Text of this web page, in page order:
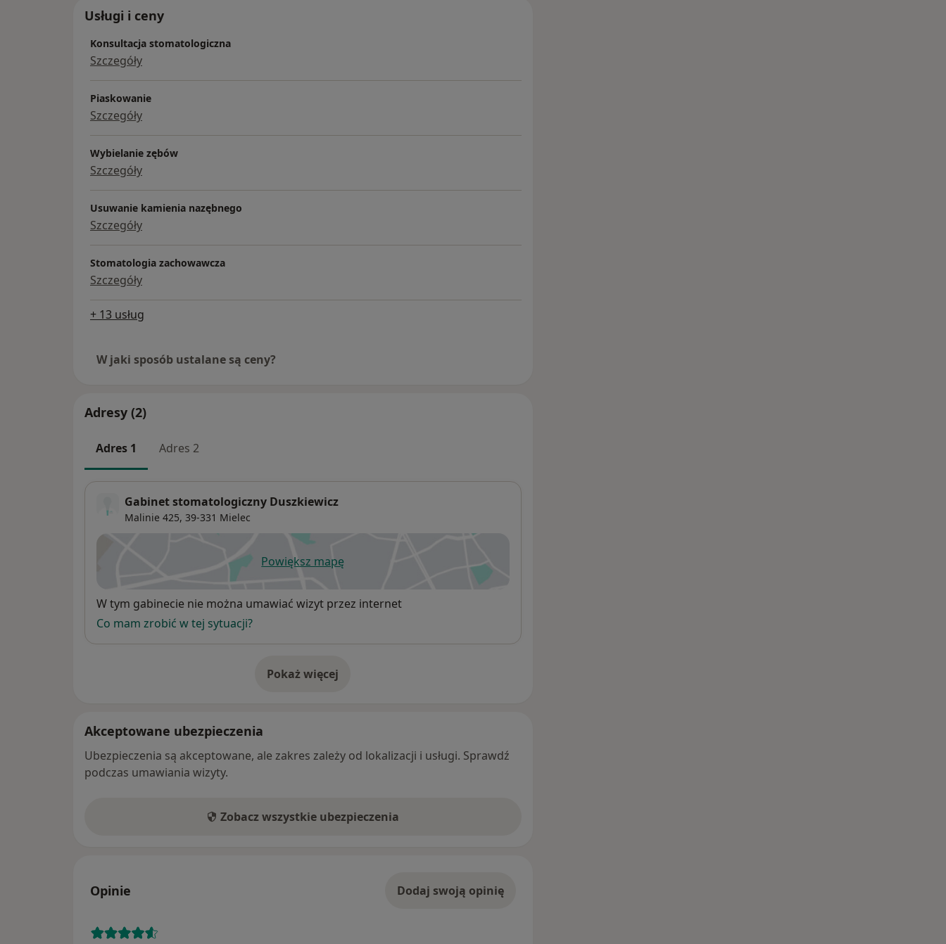
Usługi i ceny
Konsultacja stomatologiczna
Szczegóły
Piaskowanie
Szczegóły
Wybielanie zębów
Szczegóły
Usuwanie kamienia nazębnego
Szczegóły
Stomatologia zachowawcza
Szczegóły
+ 13 usług
W jaki sposób ustalane są ceny?
Adresy (2)
Adres 1 Adres 2
Gabinet stomatologiczny Duszkiewicz
Malinie 425, 39-331 Mielec
Powiększ mapęotwiera się w nowej karcie
Dostępność
W tym gabinecie nie można umawiać wizyt przez internet
Co mam zrobić w tej sytuacji?
Pokaż więcej
o adresie
Akceptowane ubezpieczenia
Ubezpieczenia są akceptowane, ale zakres zależy od lokalizacji i usługi. Sprawdź
podczas umawiania wizyty.
Zobacz wszystkie ubezpieczenia
Opinie Dodaj swoją opinię